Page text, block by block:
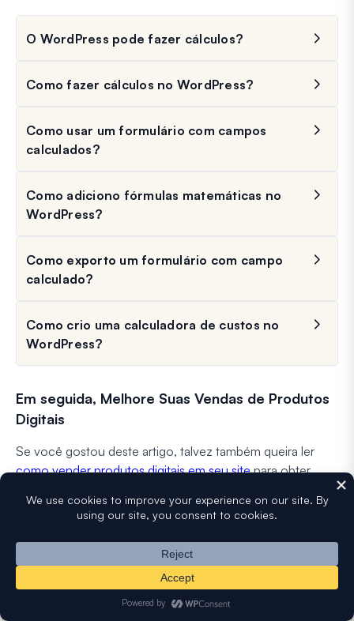
O WordPress pode fazer cálculos?
Como fazer cálculos no WordPress?
Como usar um formulário com campos
calculados?
Como adiciono fórmulas matemáticas no
WordPress?
Como exporto um formulário com campo
calculado?
Como crio uma calculadora de custos no
WordPress?
Em seguida, Melhore Suas Vendas de Produtos
Digitais
Se você gostou deste artigo, talvez também queira ler
como vender produtos digitais em seu sitepara obter
um campo repetidor. Confira para obter ótimas dicas
sobre como otimizar a coleta de dados.